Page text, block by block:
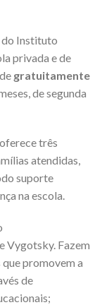
do Instituto
privada e de
gratuitamente
de segunda
três
atendidas,
suporte
na escola.
Vygotsky. Fazem
promovem a
de